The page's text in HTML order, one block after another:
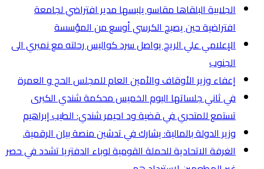
الجلابية البلقاها مقاسو يلبسها ​مدير افتراضي لجامعة
افتراضية حين يصبح الكرسي أوسع من المؤسسة
الإعلامي علي الريح يواصل سرد كواليس رحلته مع نميري الى
الجنوب
إعفاء وزير الأوقاف والأمين العام للمجلس الحج و العمرة
في ثاني جلساتها اليوم الخميس محكمة شندي الكبرى
تستمع للمتحري في قضية ود احيمر شندي: الطيب إبراهيم
وزير الدولة بالمالية: يشارك في تدشين منصة بيان الرقمية.
الغرفة الاتحادية للحملة القومية لوباء الدفتريا تشدد في حصر